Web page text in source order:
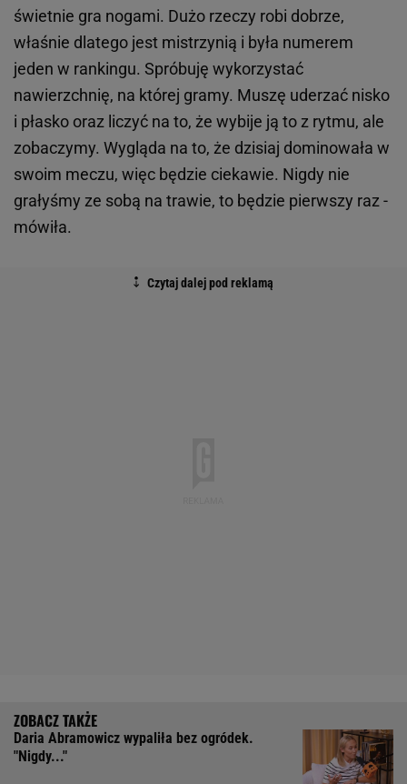
świetnie gra nogami. Dużo rzeczy robi dobrze,
właśnie dlatego jest mistrzynią i była numerem
jeden w rankingu. Spróbuję wykorzystać
nawierzchnię, na której gramy. Muszę uderzać nisko
i płasko oraz liczyć na to, że wybije ją to z rytmu, ale
zobaczymy. Wygląda na to, że dzisiaj dominowała w
swoim meczu, więc będzie ciekawie. Nigdy nie
grałyśmy ze sobą na trawie, to będzie pierwszy raz -
mówiła.
Daria Abramowicz wypaliła bez ogródek.
"Nigdy..."